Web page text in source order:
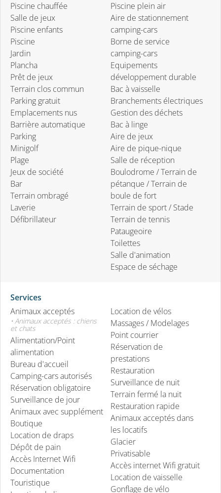
Piscine chauffée
Salle de jeux
Piscine enfants
Piscine
Jardin
Plancha
Prêt de jeux
Terrain clos commun
Parking gratuit
Emplacements nus
Barrière automatique
Parking
Minigolf
Plage
Jeux de société
Bar
Terrain ombragé
Laverie
Défibrillateur
Piscine plein air
Aire de stationnement
camping-cars
Borne de service
camping-cars
Equipements
développement durable
Bac à vaisselle
Branchements électriques
Gestion des déchets
Bac à linge
Aire de jeux
Aire de pique-nique
Salle de réception
Boulodrome / Terrain de
pétanque / Terrain de
boule de fort
Terrain de sport / Stade
Terrain de tennis
Pataugeoire
Toilettes
Salle d'animation
Espace de séchage
Services
Animaux acceptés
• Animaux acceptés : chiens
et chats
Alimentation/Point
alimentation
Bureau d'accueil
Camping-cars autorisés
Réservation obligatoire
Surveillance de jour
Animaux avec supplément
Boutique
Location de draps
Dépôt de pain
Accès Internet Wifi
Documentation
Touristique
Location de vélos
Massages / Modelages
Point courrier
Réservation de
prestations
Restauration
Surveillance de nuit
Terrain fermé la nuit
Restauration rapide
Animaux acceptés dans
les locatifs
Glacier
Privatisable
Accès internet Wifi gratuit
Location de vaisselle
Gonflage de vélo